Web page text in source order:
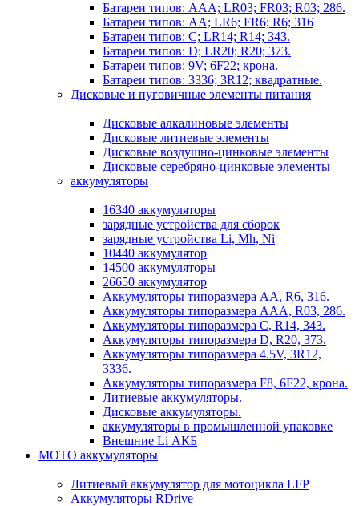
Батареи типов: AAA; LR03; FR03; R03; 286.
Батареи типов: AA; LR6; FR6; R6; 316
Батареи типов: C; LR14; R14; 343.
Батареи типов: D; LR20; R20; 373.
Батареи типов: 9V; 6F22; крона.
Батареи типов: 3336; 3R12; квадратные.
Дисковые и пуговичные элементы питания
Дисковые алкалиновые элементы
Дисковые литиевые элементы
Дисковые воздушно-цинковые элементы
Дисковые серебряно-цинковые элементы
аккумуляторы
16340 аккумуляторы
зарядные устройства для сборок
зарядные устройства Li, Mh, Ni
10440 аккумулятор
14500 аккумуляторы
26650 аккумулятор
Аккумуляторы типоразмера АА, R6, 316.
Аккумуляторы типоразмера ААА, R03, 286.
Аккумуляторы типоразмера С, R14, 343.
Аккумуляторы типоразмера D, R20, 373.
Аккумуляторы типоразмера 4.5V, 3R12,
3336.
Аккумуляторы типоразмера F8, 6F22, крона.
Литиевые аккумуляторы.
Дисковые аккумуляторы.
аккумуляторы в промышленной упаковке
Внешние Li АКБ
МОТО аккумуляторы
Литиевый аккумулятор для мотоцикла LFP
Аккумуляторы RDrive